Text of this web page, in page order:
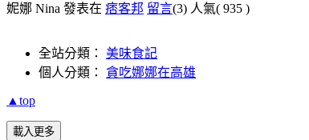
妮娜 Nina 發表在 痞客邦 留言(3) 人氣( 935 )
全站分類： 美味食記
個人分類： 貪吃娜娜在高雄
▲top
載入更多